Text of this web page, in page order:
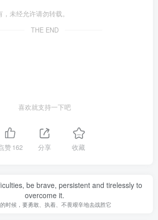
未经允许请勿转载。
THE END
喜欢就支持一下吧
赞162 分享 收藏
be brave, persistent and tirelessly to
overcome it.
时候，要勇敢、执着、不畏艰辛地去战胜它